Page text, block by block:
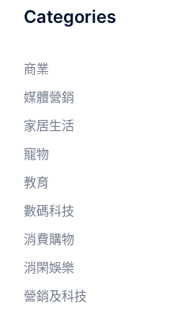
Categories
商業
媒體營銷
家居生活
寵物
教育
數碼科技
消費購物
消閑娛樂
營銷及科技